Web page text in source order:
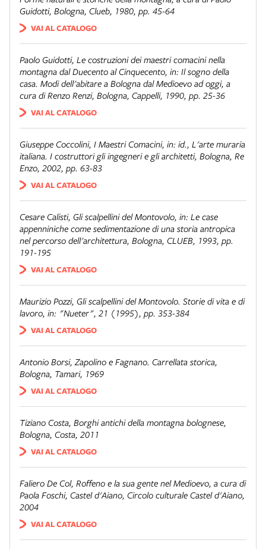
Guidotti, Bologna, Clueb, 1980, pp. 45-64
VAI AL CATALOGO
Paolo Guidotti, Le costruzioni dei maestri comacini nella
montagna dal Duecento al Cinquecento, in: Il sogno della
casa. Modi dell'abitare a Bologna dal Medioevo ad oggi, a
cura di Renzo Renzi, Bologna, Cappelli, 1990, pp. 25-36
VAI AL CATALOGO
Giuseppe Coccolini, I Maestri Comacini, in: id., L'arte muraria
italiana. I costruttori gli ingegneri e gli architetti, Bologna, Re
Enzo, 2002, pp. 63-83
VAI AL CATALOGO
Cesare Calisti, Gli scalpellini del Montovolo, in: Le case
appenniniche come sedimentazione di una storia antropica
nel percorso dell'architettura, Bologna, CLUEB, 1993, pp.
191-195
VAI AL CATALOGO
Maurizio Pozzi, Gli scalpellini del Montovolo. Storie di vita e di
lavoro, in: "Nueter", 21 (1995), pp. 353-384
VAI AL CATALOGO
Antonio Borsi,Zapolino e Fagnano. Carrellata storica,
Bologna, Tamari, 1969
VAI AL CATALOGO
Tiziano Costa, Borghi antichi della montagna bolognese,
Bologna, Costa, 2011
VAI AL CATALOGO
Faliero De Col, Roffeno e la sua gente nel Medioevo, a cura di
Paola Foschi, Castel d'Aiano, Circolo culturale Castel d'Aiano,
2004
VAI AL CATALOGO